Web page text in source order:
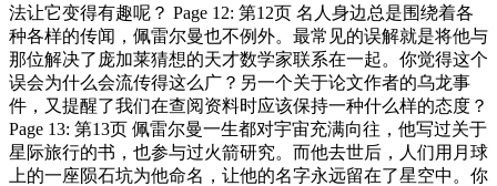
法让它变得有趣呢？ Page 12: 第12页 名人身边总是围绕着各
种各样的传闻，佩雷尔曼也不例外。最常见的误解就是将他与
那位解决了庞加莱猜想的天才数学家联系在一起。你觉得这个
误会为什么会流传得这么广？另一个关于论文作者的乌龙事
件，又提醒了我们在查阅资料时应该保持一种什么样的态度？
Page 13: 第13页 佩雷尔曼一生都对宇宙充满向往，他写过关于
星际旅行的书，也参与过火箭研究。而他去世后，人们用月球
上的一座陨石坑为他命名，让他的名字永远留在了星空中。你